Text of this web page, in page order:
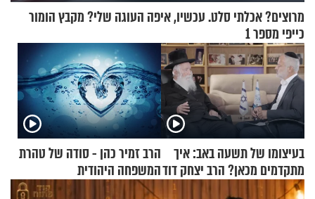
מרוצים? אכלתי סלט. עכשיו, איפה העוגה שלי? מקבץ הומור
כייפי מספר 1
בעיצומו של תשעה באב: איך
מתקדמים מכאן? הרב יצחק דוד
גרוסמן בשיחה מיוחדת
הרב זמיר כהן - סודה של טהרת
המשפחה היהודית